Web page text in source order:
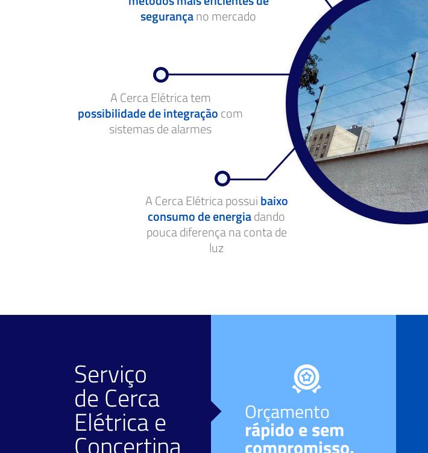
segurançano mercado
A Cerca Elétrica tem
possibilidade de integraçãocom
sistemas de alarmes
A Cerca Elétrica possuibaixo
consumo de energiadando
pouca diferença na conta de
luz
Serviço
deCerca
Elétricae
Facilidade de
pagamento
Diversos meios.
Orçamento
rápido e sem
compromisso.